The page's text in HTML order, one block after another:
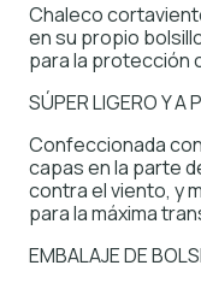
Chaleco
en su propio
para la protección
SÚPER LIGERO Y A
Confeccionada
capas en la parte
contra el viento, y
para la máxima
EMBALAJE DE